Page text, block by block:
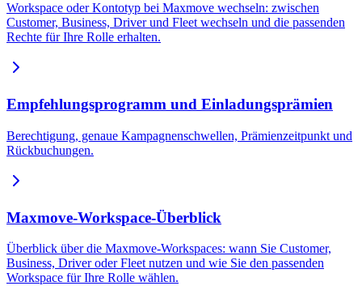
Workspace oder Kontotyp bei Maxmove wechseln: zwischen
Customer, Business, Driver und Fleet wechseln und die passenden
Rechte für Ihre Rolle erhalten.
Empfehlungsprogramm und Einladungsprämien
Berechtigung, genaue Kampagnenschwellen, Prämienzeitpunkt und
Rückbuchungen.
Maxmove-Workspace-Überblick
Überblick über die Maxmove-Workspaces: wann Sie Customer,
Business, Driver oder Fleet nutzen und wie Sie den passenden
Workspace für Ihre Rolle wählen.